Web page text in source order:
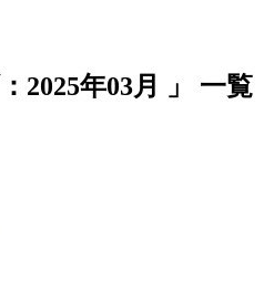
2025年03月 」 一覧